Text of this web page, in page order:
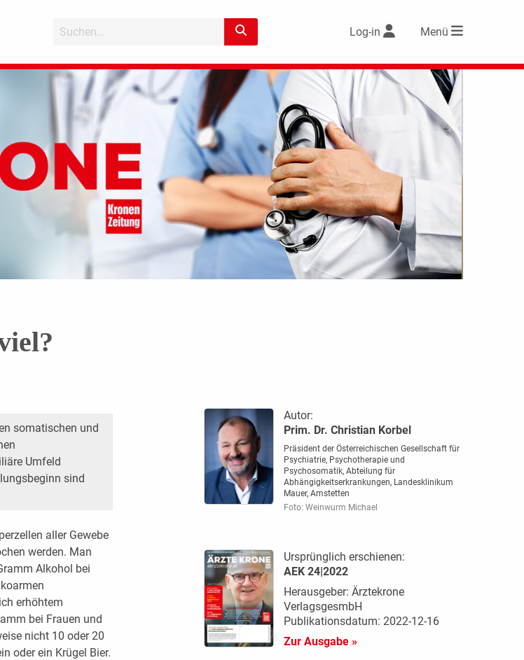
Log-in Menü
somatischen und
Umfeld
sind
aller Gewebe
werden. Man
Alkohol bei
erhöhtem
bei Frauen und
nicht 10 oder 20
oder ein Krügel Bier.
Autor:
Prim. Dr. Christian Korbel
Präsident der Österreichischen Gesellschaft für
Psychiatrie, Psychotherapie und
Psychosomatik, Abteilung für
Abhängigkeitserkrankungen, Landesklinikum
Mauer, Amstetten
Foto: Weinwurm Michael
Ursprünglich erschienen:
AEK 24|2022
Herausgeber: Ärztekrone
VerlagsgesmbH
Publikationsdatum: 2022-12-16
Zur Ausgabe »